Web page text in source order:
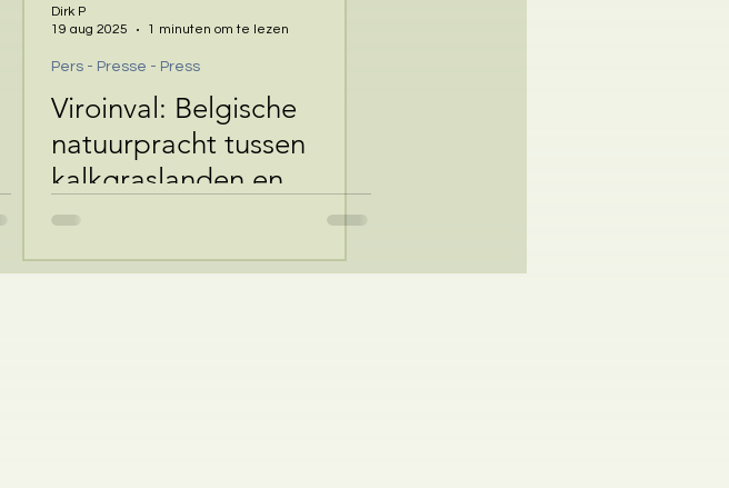
Dirk P
19 aug 2025
1 minuten om te lezen
Pers - Presse - Press
Viroinval: Belgische
natuurpracht tussen
kalkgraslanden en
canyons